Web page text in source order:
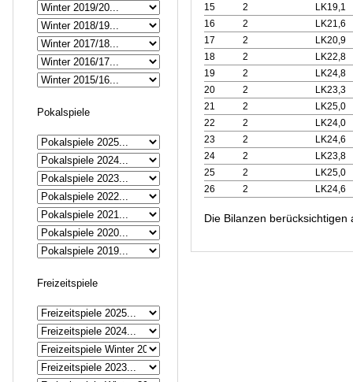
Pokalspiele
Freizeitspiele
15
2
LK19,1
16
2
LK21,6
17
2
LK20,9
18
2
LK22,8
19
2
LK24,8
20
2
LK23,3
21
2
LK25,0
22
2
LK24,0
23
2
LK24,6
24
2
LK23,8
25
2
LK25,0
26
2 LK24,6
Die Bilanzen